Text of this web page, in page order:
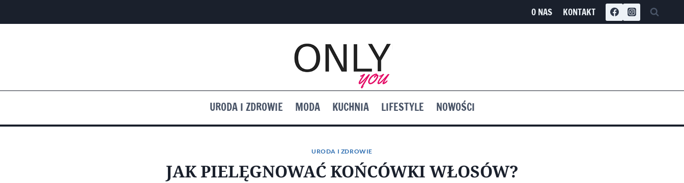
O NAS KONTAKT
URODA I ZDROWIE MODA KUCHNIA LIFESTYLE NOWOŚCI
URODA I ZDROWIE
JAK PIELĘGNOWAĆ KOŃCÓWKI WŁOSÓW?